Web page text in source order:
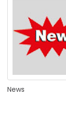
News